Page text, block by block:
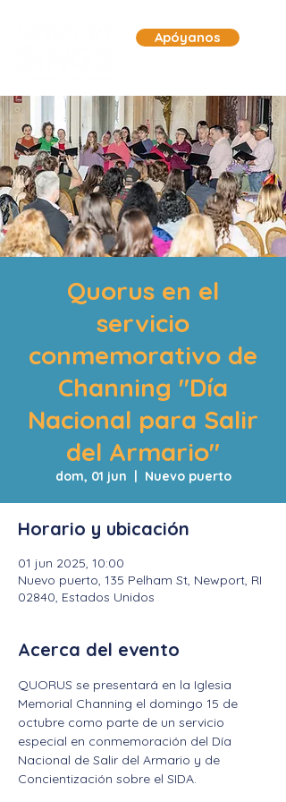
Apóyanos
Quorus en el
servicio
conmemorativo de
Channing "Día
Nacional para Salir
del Armario"
dom, 01 jun
  |
Nuevo puerto
Horario y ubicación
01 jun 2025, 10:00
Nuevo puerto, 135 Pelham St, Newport, RI
02840, Estados Unidos
Acerca del evento
QUORUS se presentará en la Iglesia
Memorial Channing el domingo 15 de
octubre como parte de un servicio
especial en conmemoración del Día
Nacional de Salir del Armario y de
Concientización sobre el SIDA.